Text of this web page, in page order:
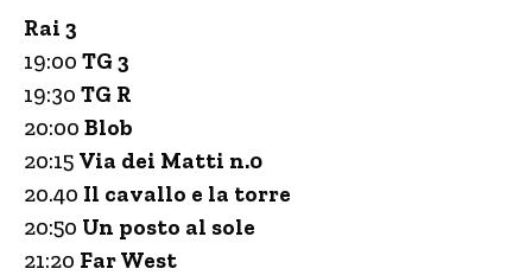
Rai 3
19:00 TG 3
19:30 TG R
20:00 Blob
20:15 Via dei Matti n.0
20.40 Il cavallo e la torre
20:50 Un posto al sole
21:20 Far West